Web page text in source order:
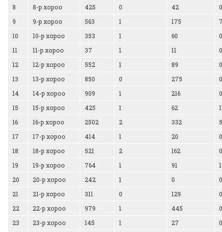
8
8-р хороо 425 0 42
0
9
9-р хороо 563 1 175
10
10-р хороо 353 1 60
0
11
11-р хороо 37 1 11
0
12
12-р хороо 552 1 89
0
13
13-р хороо 850 0 275
0
14
14-р хороо 909 1 216
0
15
15-р хороо 425 1 62
16
16-р хороо 2502 2 332
17
17-р хороо 414 1 20
0
18
18-р хороо 521 2 162
0
19
19-р хороо 764 1 91
20
20-р хороо 242 1 0
0
21
21-р хороо 311 0 129
0
22
22-р хороо 979 1 445
0
23
23-р хороо 145 1 27
0